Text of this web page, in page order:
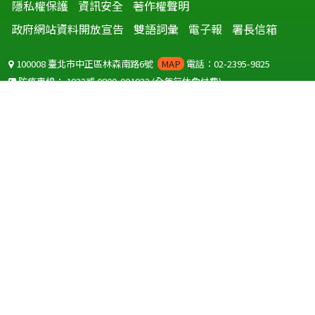
隱私權保護 資訊安全 著作權聲明
政府網站資料開放宣告
雙語詞彙 電子報 署長信箱
100008 臺北市中正區林森南路6號 MAP 電話：02-2395-9825
防疫專線：1922或0800-001922(全年無休免付費)